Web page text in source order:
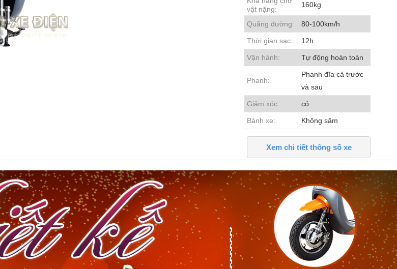
vật nặng:
160kg
Quãng đường: 80-100km/h
Thời gian sạc: 12h
Vận hành: Tự động hoàn toàn
Phanh:
Phanh đĩa cả trước
và sau
Giảm xóc: có
Bánh xe: Không săm
Xem chi tiết thông số xe